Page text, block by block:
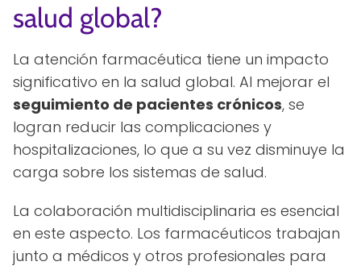
salud global?
La atención farmacéutica tiene un impacto
significativo en la salud global. Al mejorar el
seguimiento de pacientes crónicos, se
logran reducir las complicaciones y
hospitalizaciones, lo que a su vez disminuye la
carga sobre los sistemas de salud.
La colaboración multidisciplinaria es esencial
en este aspecto. Los farmacéuticos trabajan
junto a médicos y otros profesionales para